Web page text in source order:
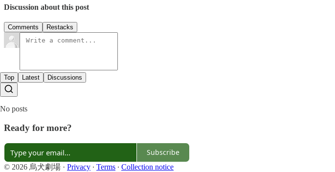
Discussion about this post
Comments Restacks
Top Latest Discussions
No posts
Ready for more?
Subscribe
© 2026 烏犬劇場 · Privacy ∙ Terms ∙ Collection notice